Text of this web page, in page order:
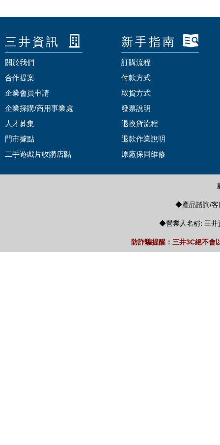
三井資訊
關於我們
合作提案
企業會員申請
企業採購/商用事業處
人才募集
門市據點
二手遊戲片收購店點
新手指南
訂購流程
付款方式
取貨方式
發票說明
退換貨流程
退款作業說明
原廠保固維修
◆產品諮詢/客
◆營業人名稱: 三井
防詐騙提醒：三井3C絕不會